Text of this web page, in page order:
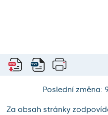
Poslední změna:
Za obsah stránky